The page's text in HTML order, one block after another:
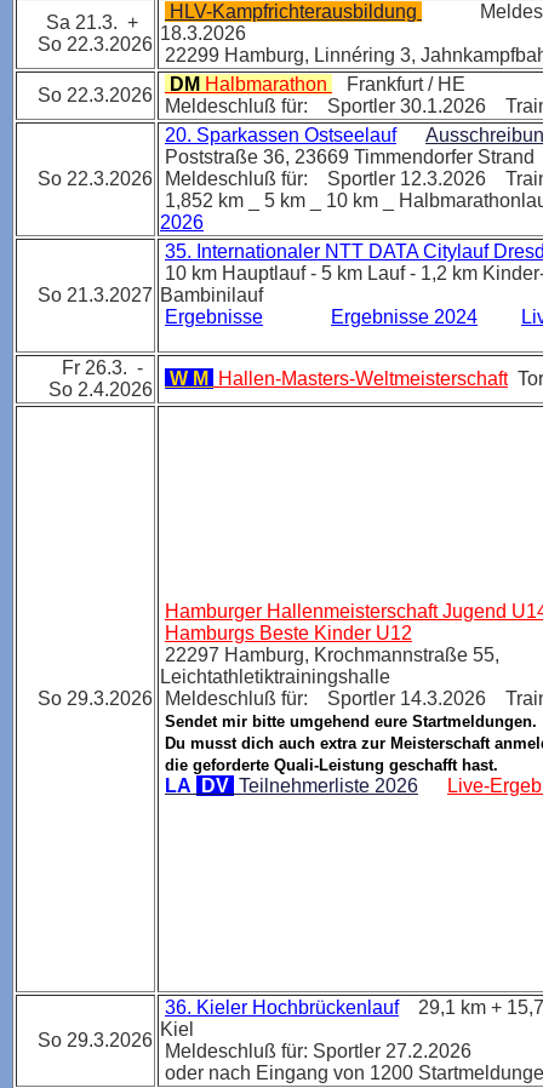
Sa 21.3. +
So 22.3.2026
HLV-Kampfrichterausbildung
18.3.2026
22299 Hamburg, Linnéring 3,
So 22.3.2026
DM Halbmarathon
Frankfurt / HE
Meldeschluß für: Sportler 30.1.2026
So 22.3.2026
20. Sparkassen Ostseelauf
Poststraße 36, 23669 Timmendorfer Strand
Meldeschluß für: Sportler 12.3.2026
1,852 km _ 5 km _ 10 km _
2026
So 21.3.2027
35. Internationaler NTT DATA Citylauf
10 km Hauptlauf - 5 km Lauf - 1,2 km
Bambinilauf
Ergebnisse
Ergebnisse 2024
Fr 26.3. -
So 2.4.2026
W M Hallen-Masters-Weltmeisterschaft
So 29.3.2026
Hamburger Hallenmeisterschaft Jugend
Hamburgs Beste Kinder U12
22297 Hamburg, Krochmannstraße 55,
Leichtathletiktrainingshalle
Meldeschluß für: Sportler 14.3.2026
Sendet mir bitte umgehend eure Startmeldungen.
Du musst dich auch extra zur Meisterschaft
die geforderte Quali-Leistung geschafft hast.
LA DV Teilnehmerliste 2026 Live-
So 29.3.2026
36. Kieler Hochbrückenlauf29,1 km +
Kiel
Meldeschluß für: Sportler 27.2.2026
oder nach Eingang von 1200